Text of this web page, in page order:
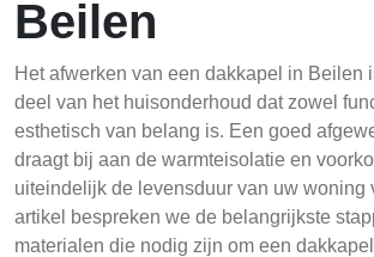
Beilen
Het afwerken van een dakkapel in Beilen
deel van het huisonderhoud dat zowel
esthetisch van belang is. Een goed
draagt bij aan de warmteisolatie en
uiteindelijk de levensduur van uw woning
artikel bespreken we de belangrijkste
materialen die nodig zijn om een